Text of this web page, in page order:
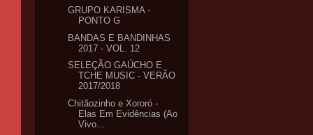
GRUPO KARISMA -
PONTO G
BANDAS E BANDINHAS
2017 - VOL. 12
SELEÇÃO GAÚCHO E
TCHE MUSIC - VERÃO
2017/2018
Chitãozinho e Xororó -
Elas Em Evidências (Ao
Vivo...